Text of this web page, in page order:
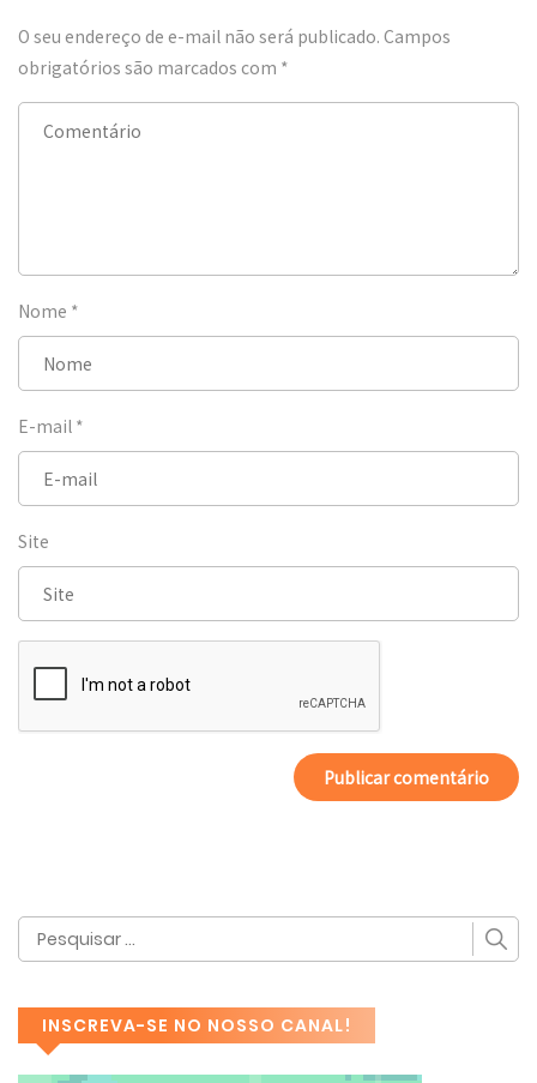
O seu endereço de e-mail não será publicado. Campos
obrigatórios são marcados com *
Nome *
E-mail *
Site
INSCREVA-SE NO NOSSO CANAL!